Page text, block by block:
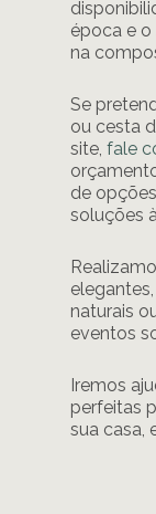
época e
na
Se
ou cesta
site, fale
de
soluções
naturais
eventos
Iremos
perfeitas
sua casa,